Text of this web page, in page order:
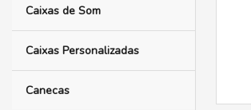
Caixas de Som
Caixas Personalizadas
Canecas